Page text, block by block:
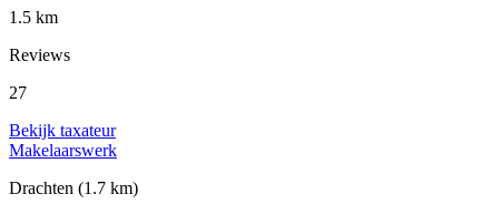
1.5 km
Reviews
27
Bekijk taxateur
Makelaarswerk
Drachten (1.7 km)